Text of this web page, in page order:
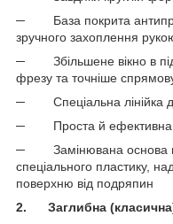
─ База покрита
зручного захоплення
─ Збільшене вікно в
фрезу та точніше
─ Спеціальна лінійка
─ Проста й ефективна
─ Замінювана основа
спеціального пластику,
поверхню від подряпин
2. Заглибна